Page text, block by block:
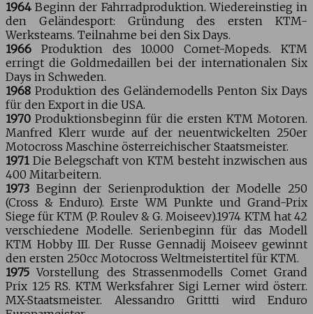
1964 Beginn der Fahrradproduktion. Wiedereinstieg in
den Geländesport: Gründung des ersten KTM-
Werksteams. Teilnahme bei den Six Days.
1966 Produktion des 10.000 Comet-Mopeds. KTM
erringt die Goldmedaillen bei der internationalen Six
Days in Schweden.
1968 Produktion des Geländemodells Penton Six Days
für den Export in die USA.
1970 Produktionsbeginn für die ersten KTM Motoren.
Manfred Klerr wurde auf der neuentwickelten 250er
Motocross Maschine österreichischer Staatsmeister.
1971 Die Belegschaft von KTM besteht inzwischen aus
400 Mitarbeitern.
1973 Beginn der Serienproduktion der Modelle 250
(Cross & Enduro). Erste WM Punkte und Grand-Prix
Siege für KTM (P. Roulev & G. Moiseev).1974 KTM hat 42
verschiedene Modelle. Serienbeginn für das Modell
KTM Hobby III. Der Russe Gennadij Moiseev gewinnt
den ersten 250cc Motocross Weltmeistertitel für KTM.
1975 Vorstellung des Strassenmodells Comet Grand
Prix 125 RS. KTM Werksfahrer Sigi Lerner wird österr.
MX-Staatsmeister. Alessandro Grittti wird Enduro